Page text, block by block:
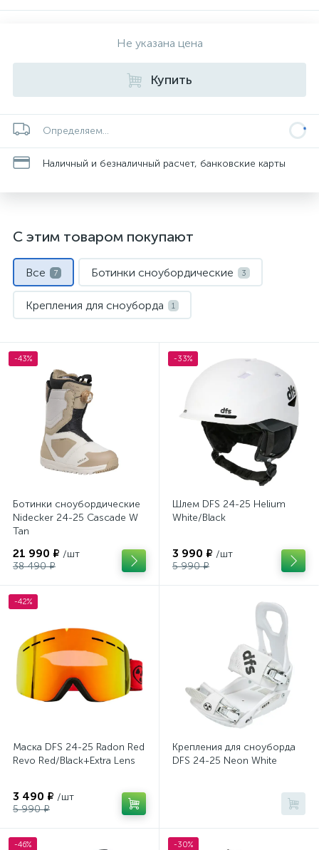
Не указана цена
Купить
Определяем...
Наличный и безналичный расчет, банковские карты
С этим товаром покупают
Все 7 Ботинки сноубордические 3
Крепления для сноуборда 1
Шлемы 1
-43%
Ботинки сноубордические
Nidecker 24-25 Cascade W
Tan
21 990 ₽ /шт
38 490 ₽
-33%
Шлем DFS 24-25 Helium
White/Black
3 990 ₽ /шт
5 990 ₽
-42%
Маска DFS 24-25 Radon Red
Revo Red/Black+Extra Lens
3 490 ₽ /шт
5 990 ₽
Крепления для сноуборда
DFS 24-25 Neon White
-46% -30%